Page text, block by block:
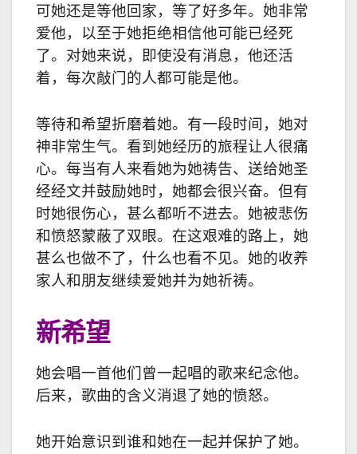
可她还是等他回家，等了好多年。她非常
爱他，以至于她拒绝相信他可能已经死
了。对她来说，即使没有消息，他还活
着，每次敲门的人都可能是他。
等待和希望折磨着她。有一段时间，她对
神非常生气。看到她经历的旅程让人很痛
心。每当有人来看她为她祷告、送给她圣
经经文并鼓励她时，她都会很兴奋。但有
时她很伤心，甚么都听不进去。她被悲伤
和愤怒蒙蔽了双眼。在这艰难的路上，她
甚么也做不了，什么也看不见。她的收养
家人和朋友继续爱她并为她祈祷。
新希望
她会唱一首他们曾一起唱的歌来纪念他。
后来，歌曲的含义消退了她的愤怒。
她开始意识到谁和她在一起并保护了她。